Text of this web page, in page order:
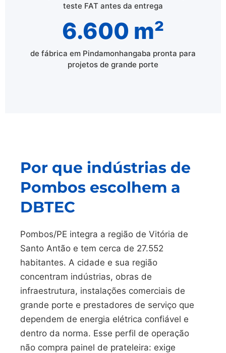
teste FAT antes da entrega
6.600 m²
de fábrica em Pindamonhangaba pronta para
projetos de grande porte
Por que indústrias de
Pombos escolhem a
DBTEC
Pombos/PE integra a região de Vitória de
Santo Antão e tem cerca de 27.552
habitantes. A cidade e sua região
concentram indústrias, obras de
infraestrutura, instalações comerciais de
grande porte e prestadores de serviço que
dependem de energia elétrica confiável e
dentro da norma. Esse perfil de operação
não compra painel de prateleira: exige